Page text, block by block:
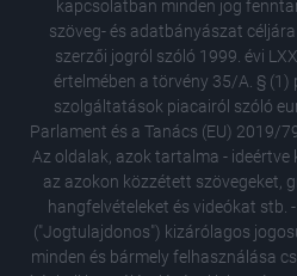
kapcsolatban minden jog
szöveg- és adatbányászat
szerzői jogról szóló 1999. évi
értelmében a törvény 35/A. §
szolgáltatások piacairól szóló
Parlament és a Tanács (EU) 2019/
Az oldalak, azok tartalma - ideértve
az azokon közzétett szövegeket,
hangfelvételeket és videókat stb.
("Jogtulajdonos") kizárólagos
minden és bármely felhasználása